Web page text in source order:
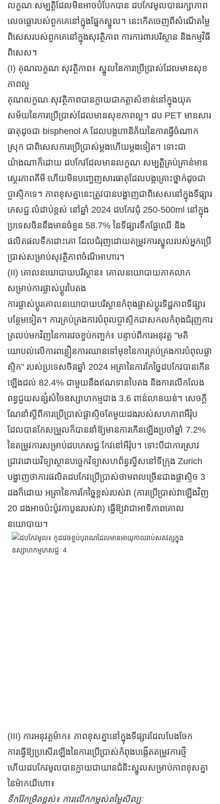
លក្ខណៈសម្បត្តិដែលមិនអាចបំបែកបាន ដបកែវមូលបានរក្សាភាព
លេចធ្លោរបស់ពួកគេនៅក្នុងផ្នែកស្នូល។ នេះកើតចេញពីសំណើតម្លៃ
ពិសេសរបស់ពួកគេនៅក្នុងសុវត្ថិភាព ការការពារបរិស្ថាន និងកម្មវិធី
ពិសេស។
(I) គុណលក្ខណៈសុវត្ថិភាព៖ ស្នូលនៃការប្រើប្រាស់ដែលមានសុខ
ភាពល្អ
គុណលក្ខណៈសុវត្ថិភាពបានក្លាយជាកត្តាសំខាន់នៅក្នុងយុគ
សម័យនៃការប្រើប្រាស់ដែលមានសុខភាពល្អ។ ដប PET មានសារ
ធាតុដូចជា bisphenol A ដែលបង្កហានិភ័យនៃការធ្វើចំណាក
ស្រុក ជាពិសេសការប្រើប្រាស់ម្តងហើយម្តងទៀត។ ទោះជា
យ៉ាងណាក៏ដោយ ដបកែវដែលមានលក្ខណៈសម្បត្តិគ្រប់គ្រាន់មាន
ស្ថេរភាពគីមី ហើយមិនបញ្ចេញសារធាតុដែលបង្កគ្រោះថ្នាក់ដូចជា
ប្លាស្ទិកទេ។ ភាពខុសគ្នានេះត្រូវបានបង្ហាញជាពិសេសនៅក្នុងទីផ្សារ
ភេសជ្ជៈលំដាប់ខ្ពស់ នៅឆ្នាំ 2024 ដបកែវជុំ 250-500ml នៅក្នុង
ប្រទេសចិននឹងមានចំនួន 58.7% នៃទីផ្សារទឹកផ្លែឈើ និង
ផលិតផលទឹកដោះគោ ដែលជំរុញដោយតម្រូវការស្នូលរបស់អ្នកប្រើ
ប្រាស់សម្រាប់សុវត្ថិភាពចំណីអាហារ។
(II) គោលនយោបាយបរិស្ថាន៖ គោលនយោបាយភាគលាភ
សម្រាប់ការផ្លាស់ប្តូរបៃតង
ការផ្លាស់ប្តូរគោលនយោបាយបរិស្ថានកំពុងផ្លាស់ប្តូរទិដ្ឋភាពទីផ្សារ
បន្ថែមទៀត។ ការគ្រប់គ្រងការបំពុលប្លាស្ទីកជាសកលកំពុងជំរុញការ
ត្រលប់មកវិញនៃការវេចខ្ចប់កញ្ចក់៖ បន្ទាប់ពីការអនុវត្ត "មតិ
យោបល់លើការពន្លឿនការឈានទៅមុខនៃការគ្រប់គ្រងការបំពុលផ្លា
ស្ទិក" របស់ប្រទេសចិនឆ្នាំ 2024 អត្រានៃការកែច្នៃដបកែវបានកើន
ឡើងដល់ 82.4% ជាមួយនឹងឥណទានបៃតង និងការលើកលែង
ពន្ធជួយសន្សំសំចៃឧស្សាហកម្មជាង 3.6 ពាន់លានយន់។ សេចក្តី
ណែនាំស្តីពីការប្រើប្រាស់ផ្លាស្ទិចតែមួយដងរបស់សហភាពអឺរ៉ុប
ដែលបានកែសម្រួលក៏បាននាំឱ្យមានការកើនឡើងប្រចាំឆ្នាំ 7.2%
នៃតម្រូវការសម្រាប់ដបភេសជ្ជៈកែវនៅអឺរ៉ុប។ ទោះបីជាការស្រាវ
ជ្រាវដោយវិទ្យាស្ថានបច្ចេកវិទ្យាសហព័ន្ធស្វីសនៅទីក្រុង Zurich
បង្ហាញថាការផលិតដបកែវប្រើប្រាស់ថាមពលច្រើនជាងផ្លាស្ទិច 3
ដងក៏ដោយ អត្រានៃការកែច្នៃខ្ពស់របស់វា (ការប្រើប្រាស់វាឡើងវិញ
20 ដងអាចប៉ះប៉ូវកាបូនរបស់វា) ធ្វើឱ្យវាជាអាទិភាពគោល
នយោបាយ។
(III) ការអនុវត្តម៉ាក៖ ភាពខុសគ្នានៅក្នុងទីផ្សារដែលបែងចែក
ការធ្វើឱ្យប្រសើរឡើងនៃការប្រើប្រាស់កំពុងបង្កើតតម្រូវការថ្មី
ហើយដបកែវមូលបានក្លាយជាយានជំនិះស្នូលសម្រាប់ភាពខុសគ្នា
នៃម៉ាកយីហោ៖
ទឹក​រ៉ែ​កម្រិត​ខ្ពស់៖ ការ​លើក​កម្ពស់​តម្លៃ​សិល្បៈ